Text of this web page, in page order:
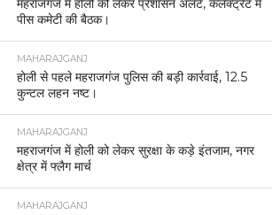
महराजगंज में होली को लेकर प्रशासन अलर्ट, कलेक्ट्रेट में
पीस कमेटी की बैठक।
MAHARAJGANJ
होली से पहले महराजगंज पुलिस की बड़ी कार्रवाई, 12.5
कुन्टल लहन नष्ट।
MAHARAJGANJ
महराजगंज में होली को लेकर सुरक्षा के कड़े इंतजाम, नगर
क्षेत्र में फ्लैग मार्च
MAHARAJGANJ